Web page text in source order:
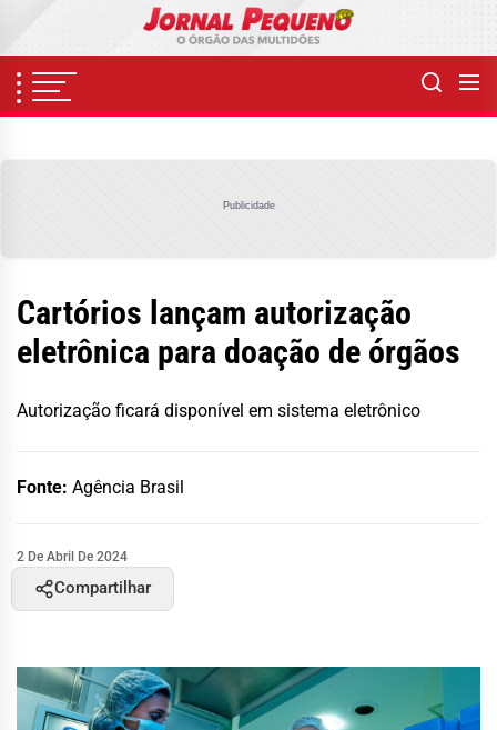
content
Publicidade
Cartórios lançam autorização
eletrônica para doação de órgãos
Autorização ficará disponível em sistema eletrônico
Fonte: Agência Brasil
2 De Abril De 2024
Compartilhar